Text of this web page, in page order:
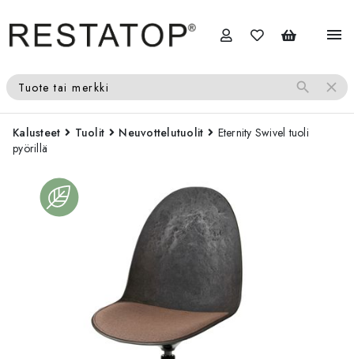
menu
Tuote tai merkki search close
Kalusteet Tuolit Neuvottelutuolit
Eternity Swivel tuoli
pyörillä